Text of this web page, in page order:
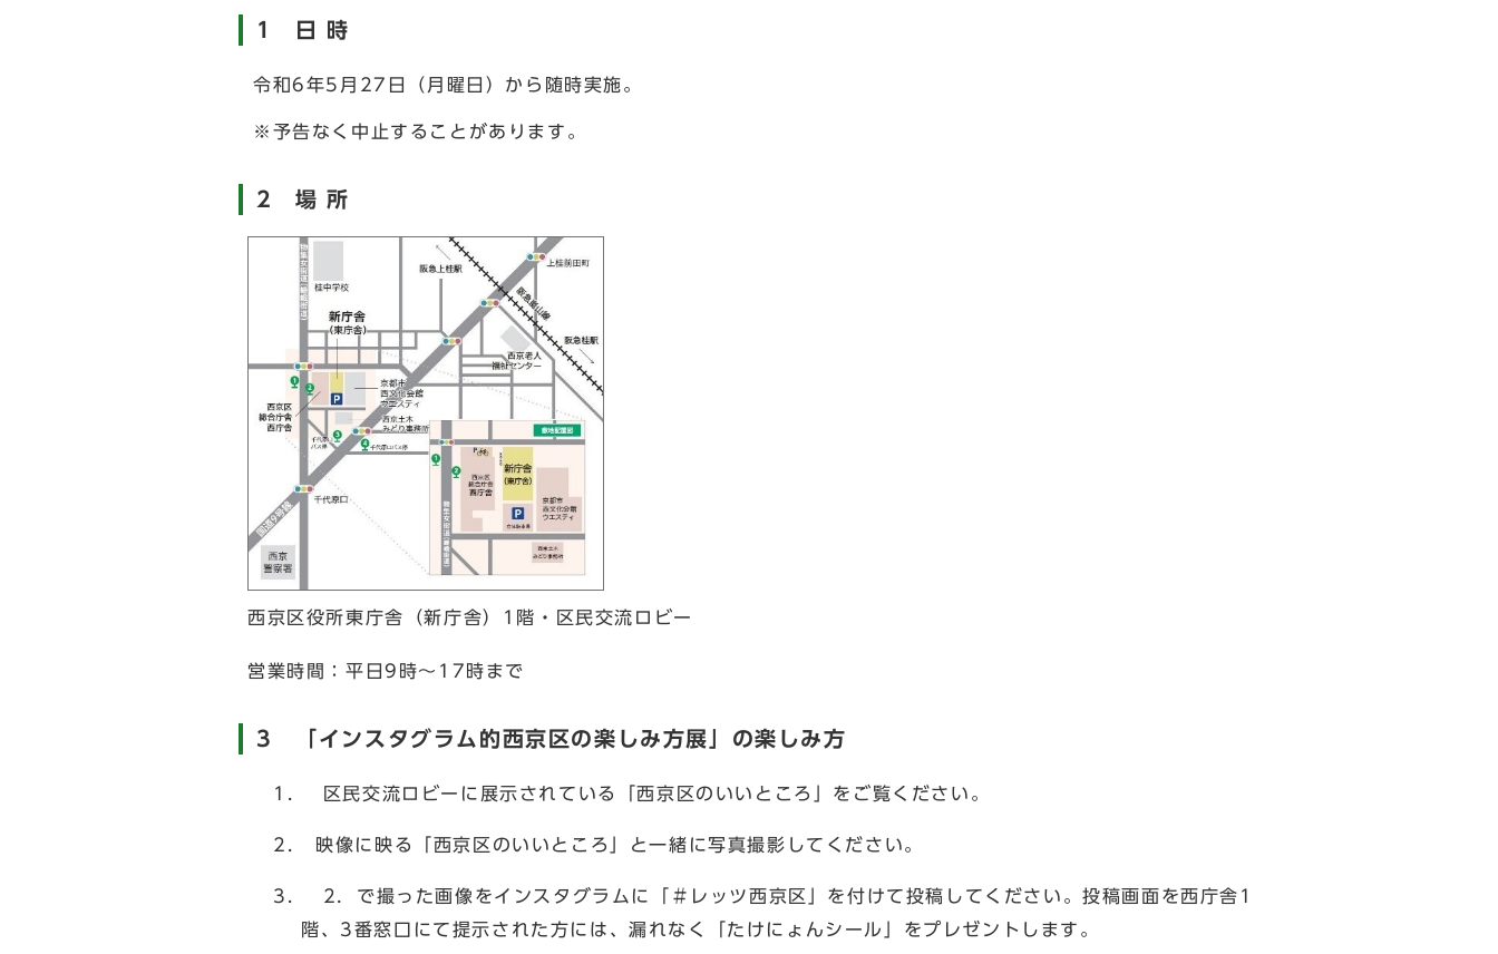
1 日 時
令和6年5月27日（月曜日）から随時実施。
※予告なく中止することがあります。
2 場 所
西京区役所東庁舎（新庁舎）1階・区民交流ロビー
営業時間：平日9時～17時まで
3 「インスタグラム的西京区の楽しみ方展」の楽しみ方
区民交流ロビーに展示されている「西京区のいいところ」をご覧ください。
映像に映る「西京区のいいところ」と一緒に写真撮影してください。
2．で撮った画像をインスタグラムに「＃レッツ西京区」を付けて投稿してください。投稿画面を西庁舎1
階、3番窓口にて提示された方には、漏れなく「たけにょんシール」をプレゼントします。